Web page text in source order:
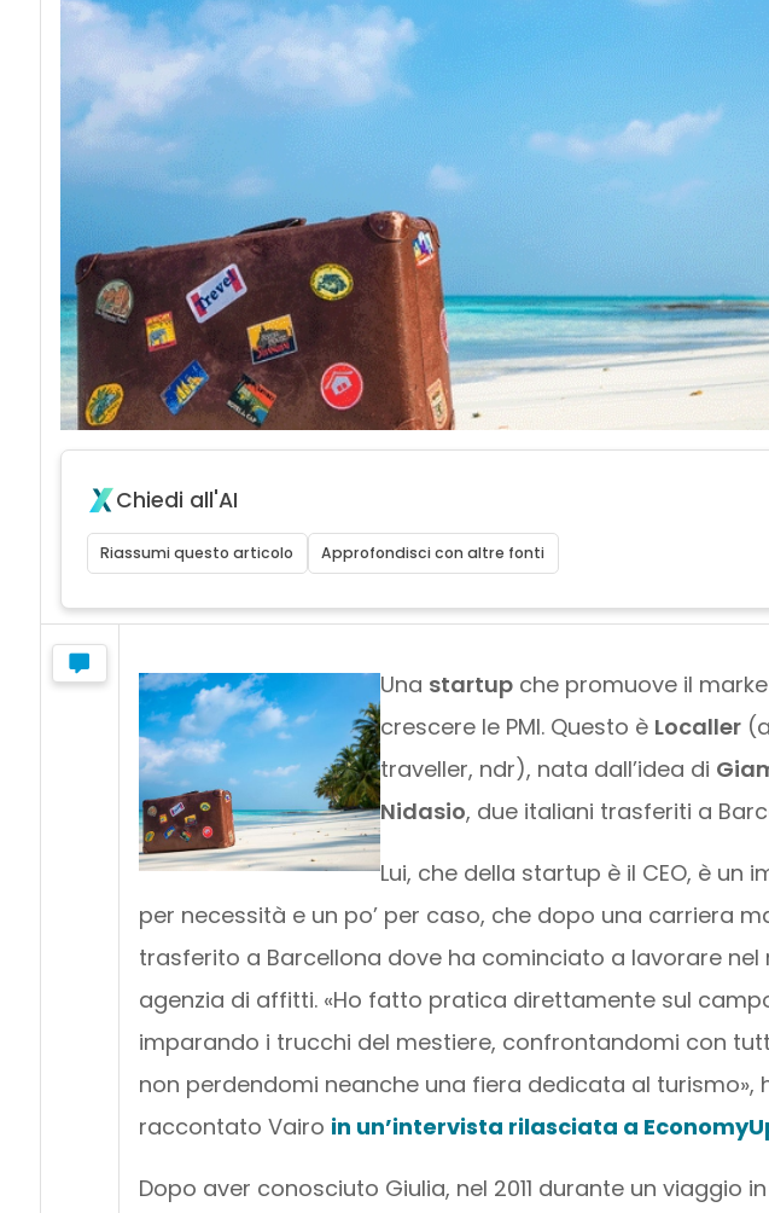
Chiedi all'AI
Riassumi questo articolo Approfondisci con altre fonti
Una startupche promuove il
crescere le PMI. Questo è Localler
traveller, ndr), nata dall’idea di
Nidasio, due italiani trasferiti a
Lui, che della startup è il CEO, è un
per necessità e un po’ per caso, che dopo una carriera
trasferito a Barcellona dove ha cominciato a lavorare nel
agenzia di affitti. «Ho fatto pratica direttamente sul
imparando i trucchi del mestiere, confrontandomi con
non perdendomi neanche una fiera dedicata al turismo»,
raccontato Vairo in un’intervista rilasciata a
Dopo aver conosciuto Giulia, nel 2011 durante un viaggio